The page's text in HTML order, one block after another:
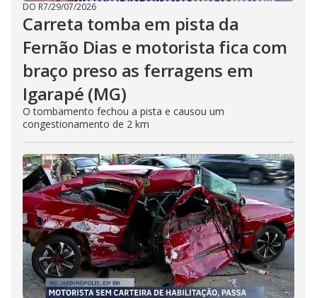
DO R7/29/07/2026
Carreta tomba em pista da
Fernão Dias e motorista fica com
braço preso as ferragens em
Igarapé (MG)
O tombamento fechou a pista e causou um
congestionamento de 2 km